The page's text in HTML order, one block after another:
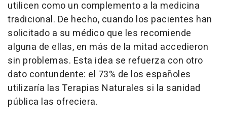
utilicen como un complemento a la medicina
tradicional. De hecho, cuando los pacientes han
solicitado a su médico que les recomiende
alguna de ellas, en más de la mitad accedieron
sin problemas. Esta idea se refuerza con otro
dato contundente: el 73% de los españoles
utilizaría las Terapias Naturales si la sanidad
pública las ofreciera.